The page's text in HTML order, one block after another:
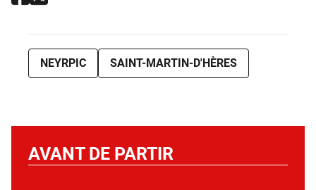
NEYRPIC SAINT-MARTIN-D'HÈRES
AVANT DE PARTIR